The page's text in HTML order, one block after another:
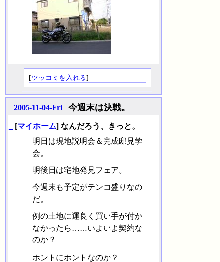
[ツッコミを入れる]
2005-11-04-Fri 今週末は決戦。
[マイホーム] なんだろう、きっと。
明日は現地説明会＆完成邸見学
会。
明後日は宅地発見フェア。
今週末も予定がテンコ盛りなの
だ。
例の土地に運良く買い手が付か
なかったら……いよいよ契約な
のか？
ホントにホントなのか？